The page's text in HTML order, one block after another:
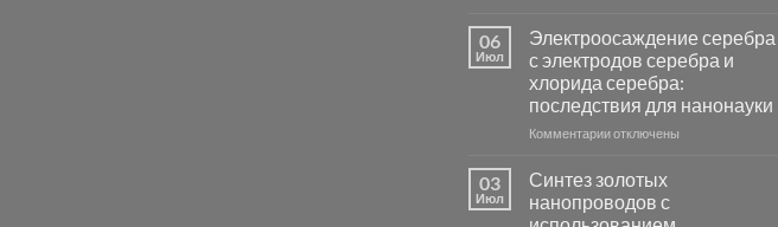
фотокаталитической
активности
Хлорида
Серебра-
AgCl
свете
с
06
Июл
Электроосаждение серебра
с электродов серебра и
хлорида серебра:
последствия для нанонауки
Комментариик
серебра
с
отключены
03
Июл
Синтез золотых
нанопроводов с